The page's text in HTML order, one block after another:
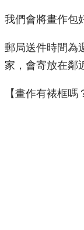
我們會將畫作包
郵局送件時間為
家，會寄放在鄰
【畫作有裱框嗎